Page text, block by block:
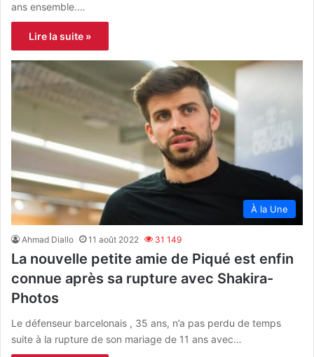
ans ensemble.…
Lire la suite »
À la Une
Ahmad Diallo 11 août 2022 31 149
La nouvelle petite amie de Piqué est enfin
connue après sa rupture avec Shakira-
Photos
Le défenseur barcelonais , 35 ans, n’a pas perdu de temps
suite à la rupture de son mariage de 11 ans avec…